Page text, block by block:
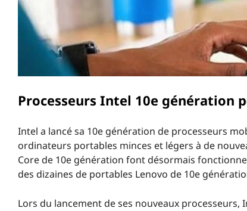
Processeurs Intel 10e génération
Intel a lancé sa 10e génération de processeurs
ordinateurs portables minces et légers à de
Core de 10e génération font désormais
des dizaines de portables Lenovo de 10e
Lors du lancement de ses nouveaux